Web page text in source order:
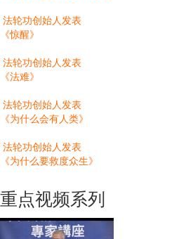
法轮功创始人发表
《惊醒》
法轮功创始人发表
《法难》
法轮功创始人发表
《为什么会有人类》
法轮功创始人发表
《为什么要救度众生》
重点视频系列